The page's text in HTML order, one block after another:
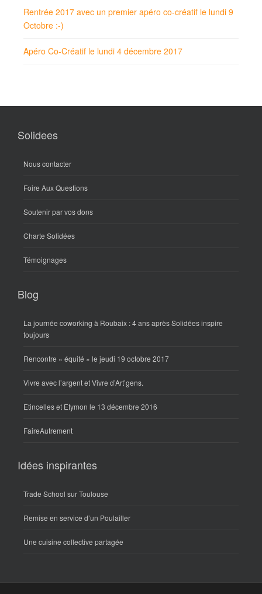
Rentrée 2017 avec un premier apéro co-créatif le lundi 9
Octobre :-)
Apéro Co-Créatif le lundi 4 décembre 2017
Solidees
Nous contacter
Foire Aux Questions
Soutenir par vos dons
Charte Solidées
Témoignages
Blog
La journée coworking à Roubaix : 4 ans après Solidées inspire
toujours
Rencontre « équité » le jeudi 19 octobre 2017
Vivre avec l’argent et Vivre d’Art’gens.
Etincelles et Etymon le 13 décembre 2016
FaireAutrement
Idées inspirantes
Trade School sur Toulouse
Remise en service d’un Poulailler
Une cuisine collective partagée